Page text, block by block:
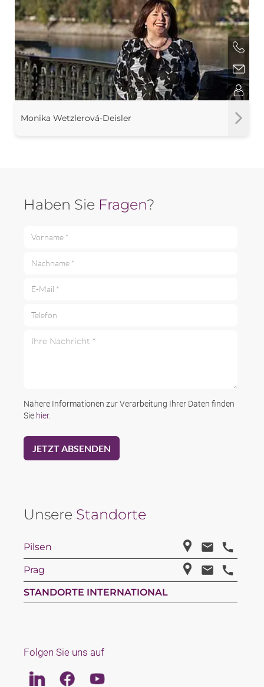
Monika Wetzlerová-Deisler
Haben Sie Fragen?
Nähere Informationen zur Verarbeitung Ihrer Daten finden
Sie hier.
Unsere Standorte
Pilsen
Prag
STANDORTE INTERNATIONAL
Folgen Sie uns auf
LinkedinFacebookYoutube